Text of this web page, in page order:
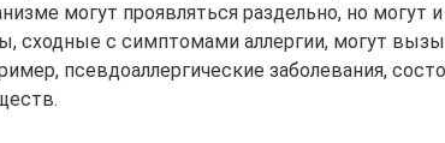
могут проявляться раздельно, но могут
сходные с симптомами аллергии, могут
псевдоаллергические заболевания,